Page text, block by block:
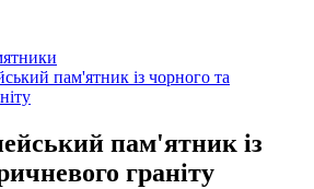
пам'ятник із чорного та
пам'ятник із
граніту